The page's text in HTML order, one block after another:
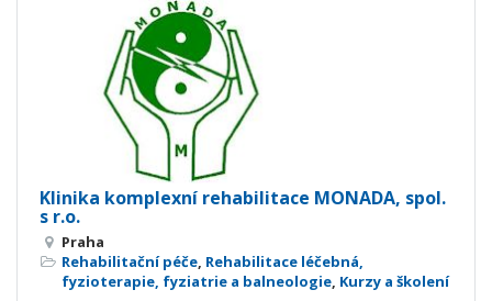
Klinika komplexní rehabilitace MONADA, spol.
s r.o.
Praha
Rehabilitační péče, Rehabilitace léčebná,
fyzioterapie, fyziatrie a balneologie, Kurzy a školení